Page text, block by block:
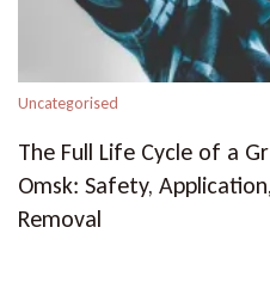
Uncategorised
The Full Life Cycle of a
Omsk: Safety,
Removal